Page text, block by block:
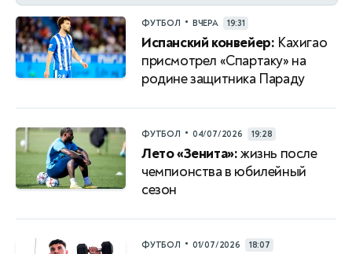
ФУТБОЛ • ВЧЕРА 19:31
Испанский конвейер: Кахигао
присмотрел «Спартаку» на
родине защитника Параду
ФУТБОЛ • 04/07/2026 19:28
Лето «Зенита»:жизнь после
чемпионства в юбилейный
сезон
ФУТБОЛ • 01/07/2026 18:07